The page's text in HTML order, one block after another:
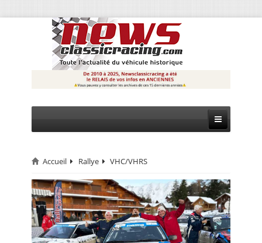
CIRCUIT
RALLYE
MONTAGNE
Accueil Rallye VHC/VHRS